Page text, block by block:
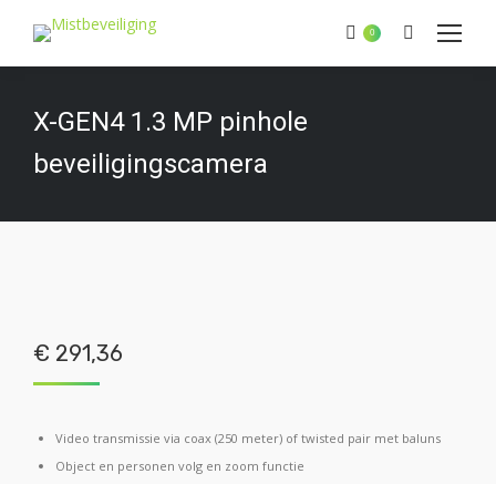
0 Zoeken:
X-GEN4 1.3 MP pinhole
beveiligingscamera
€ 291,36
Video transmissie via coax (250 meter) of twisted pair met baluns
Object en personen volg en zoom functie